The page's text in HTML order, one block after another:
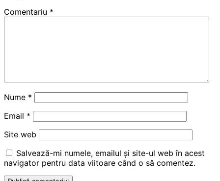
Comentariu *
Nume *
Email *
Site web
Salvează-mi numele, emailul și site-ul web în acest
navigator pentru data viitoare când o să comentez.